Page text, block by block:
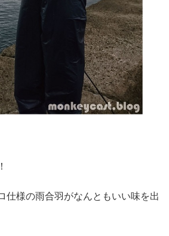
仕様の雨合羽がなんともいい味を出